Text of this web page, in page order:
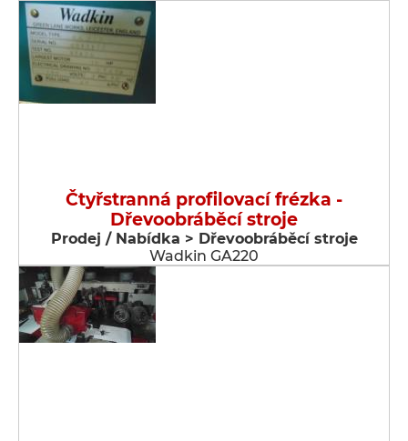
Čtyřstranná profilovací frézka -
Dřevoobráběcí stroje
Prodej / Nabídka > Dřevoobráběcí stroje
Wadkin GA220